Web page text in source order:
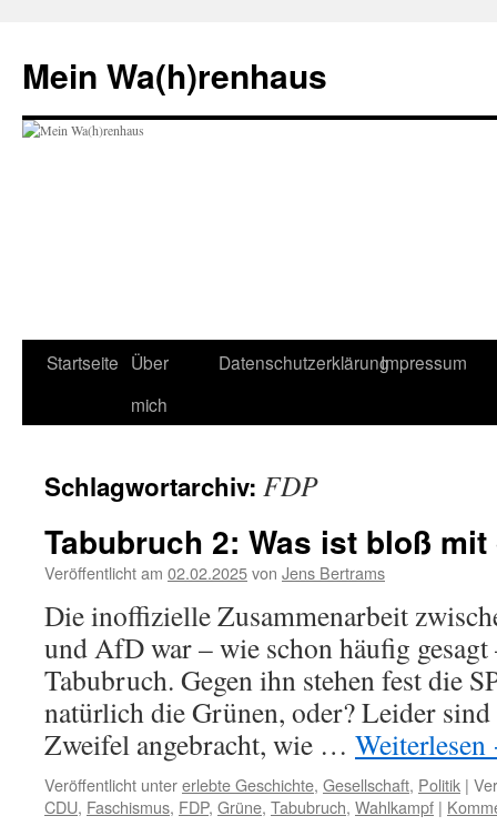
springen
Mein Wa(h)renhaus
Startseite Über
mich
DatenschutzerklärungImpressum
Schlagwortarchiv: FDP
Tabubruch 2: Was ist bloß
Veröffentlicht am 02.02.2025von Jens Bertrams
Die inoffizielle Zusammenarbeit
und AfD war – wie schon häufig
Tabubruch. Gegen ihn stehen fest die
natürlich die Grünen, oder? Leider
Zweifel angebracht, wie … Weiterlesen
Veröffentlicht untererlebte Geschichte, Gesellschaft, Politik |
CDU, Faschismus, FDP, Grüne, Tabubruch, Wahlkampf |